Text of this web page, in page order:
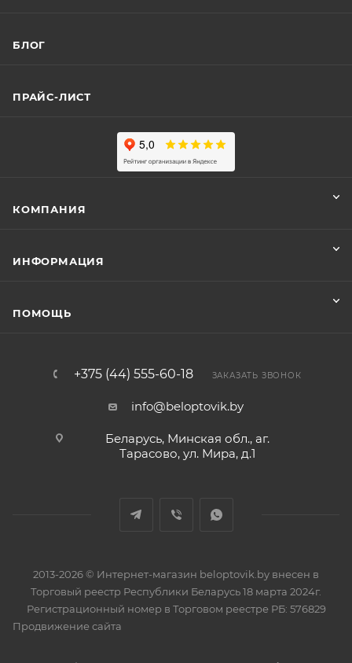
БЛОГ
ПРАЙС-ЛИСТ
КОМПАНИЯ
ИНФОРМАЦИЯ
ПОМОЩЬ
+375 (44) 555-60-18 ЗАКАЗАТЬ ЗВОНОК
info@beloptovik.by
Беларусь, Минская обл., аг.
Тарасово, ул. Мира, д.1
2013-2026 © Интернет-магазин beloptovik.by внесен в
Торговый реестр Республики Беларусь 18 марта 2024г.
Регистрационный номер в Торговом реестре РБ: 576829
Продвижение сайта